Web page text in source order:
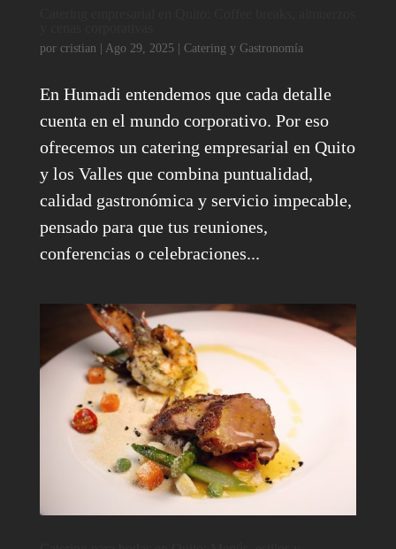
por cristian Ago 29, 2025| Catering y Gastronomía
En Humadi entendemos que cada detalle
cuenta en el mundo corporativo. Por eso
ofrecemos un catering empresarial en Quito
y los Valles que combina puntualidad,
calidad gastronómica y servicio impecable,
pensado para que tus reuniones,
conferencias o celebraciones...